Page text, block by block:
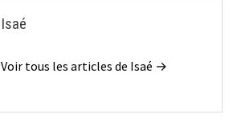
Isaé
Voir tous les articles de Isaé →